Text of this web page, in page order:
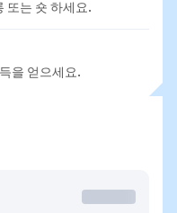
또는 숏 하세요.
을 얻으세요.